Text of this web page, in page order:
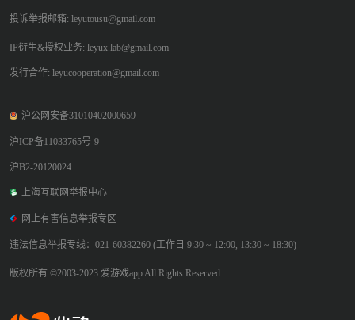
投诉举报邮箱: leyutousu@gmail.com
IP衍生&授权业务: leyux.lab@gmail.com
发行合作: leyucooperation@gmail.com
沪公网安备31010402000659
沪ICP备11033765号-9
沪B2-20120024
上海互联网举报中心
网上有害信息举报专区
违法信息举报专线：021-60382260 (工作日 9:30 ~ 12:00, 13:30 ~ 18:30)
版权所有 ©2003-2023 爱游戏app All Rights Reserved